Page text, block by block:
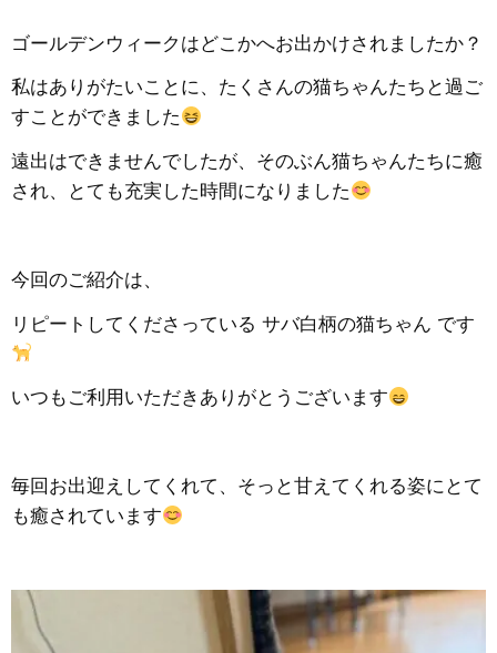
ゴールデンウィークはどこかへお出かけされましたか？
私はありがたいことに、たくさんの猫ちゃんたちと過ご
すことができました
遠出はできませんでしたが、そのぶん猫ちゃんたちに癒
され、とても充実した時間になりました
今回のご紹介は、
リピートしてくださっている サバ白柄の猫ちゃん です
いつもご利用いただきありがとうございます
毎回お出迎えしてくれて、そっと甘えてくれる姿にとて
も癒されています